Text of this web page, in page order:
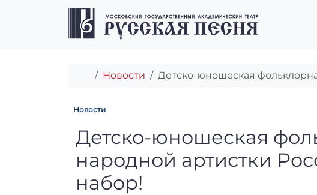
Перейти к содержимому
Перейти к футеру
Главная
Новости Детско-юношеская
Новости
Детско-
Детско-юношеская
народной артистки
набор!